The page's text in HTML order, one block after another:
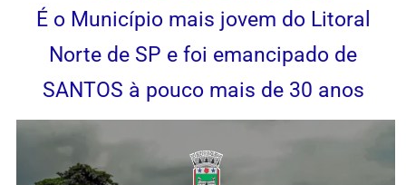
É o Município mais jovem do Litoral
Norte de SP e foi emancipado de
SANTOS à pouco mais de 30 anos